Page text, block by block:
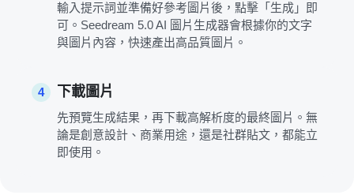
輸入提示詞並準備好參考圖片後，點擊「生成」即
可。Seedream 5.0 AI 圖片生成器會根據你的文字
與圖片內容，快速產出高品質圖片。
4 下載圖片
先預覽生成結果，再下載高解析度的最終圖片。無
論是創意設計、商業用途，還是社群貼文，都能立
即使用。